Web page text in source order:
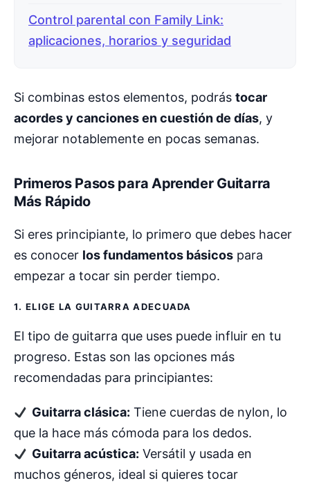
Control parental con Family Link:
aplicaciones, horarios y seguridad
Si combinas estos elementos, podrás tocar
acordes y canciones en cuestión de días, y
mejorar notablemente en pocas semanas.
Primeros Pasos para Aprender Guitarra
Más Rápido
Si eres principiante, lo primero que debes hacer
es conocer los fundamentos básicos para
empezar a tocar sin perder tiempo.
1. ELIGE LA GUITARRA ADECUADA
El tipo de guitarra que uses puede influir en tu
progreso. Estas son las opciones más
recomendadas para principiantes:
Guitarra clásica: Tiene cuerdas de nylon, lo
que la hace más cómoda para los dedos.
Guitarra acústica: Versátil y usada en
muchos géneros, ideal si quieres tocar